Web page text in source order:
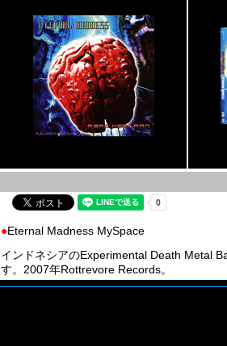
●Eternal Madness MySpace
インドネシアのExperimental Death Metal
す。2007年Rottrevore Records。